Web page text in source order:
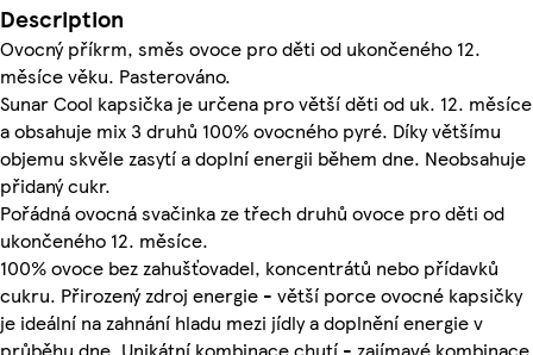
Description
Ovocný příkrm, směs ovoce pro děti od ukončeného 12.
měsíce věku. Pasterováno.
Sunar Cool kapsička je určena pro větší děti od uk. 12. měsíce
a obsahuje mix 3 druhů 100% ovocného pyré. Díky většímu
objemu skvěle zasytí a doplní energii během dne. Neobsahuje
přidaný cukr.
Pořádná ovocná svačinka ze třech druhů ovoce pro děti od
ukončeného 12. měsíce.
100% ovoce bez zahušťovadel, koncentrátů nebo přídavků
cukru. Přirozený zdroj energie - větší porce ovocné kapsičky
je ideální na zahnání hladu mezi jídly a doplnění energie v
průběhu dne. Unikátní kombinace chutí - zajímavé kombinace